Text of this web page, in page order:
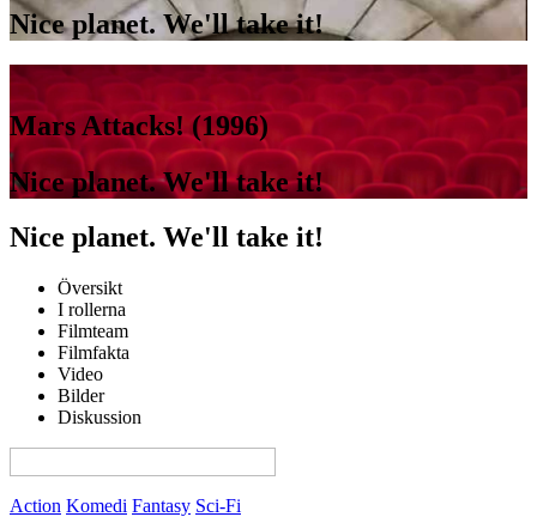
Nice planet. We'll take it!
Mars Attacks! (1996)
Nice planet. We'll take it!
Nice planet. We'll take it!
Översikt
I rollerna
Filmteam
Filmfakta
Video
Bilder
Diskussion
Action Komedi Fantasy Sci-Fi